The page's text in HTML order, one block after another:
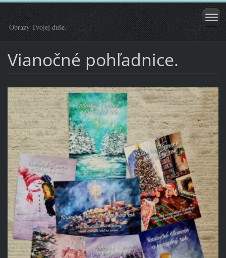
Obrazy Tvojej duše.
Vianočné pohľadnice.